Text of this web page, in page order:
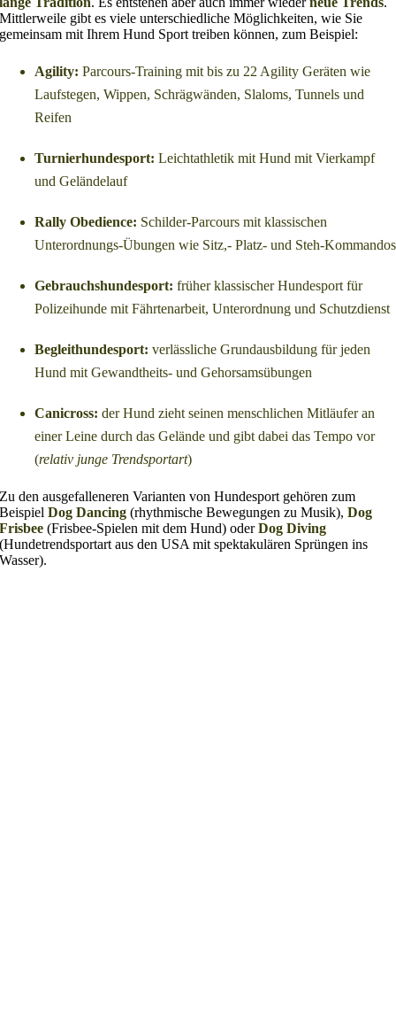
Mittlerweile gibt es viele unterschiedliche Möglichkeiten, wie Sie
gemeinsam mit Ihrem Hund Sport treiben können, zum Beispiel:
Agility: Parcours-Training mit bis zu 22 Agility Geräten wie
Laufstegen, Wippen, Schrägwänden, Slaloms, Tunnels und
Reifen
Turnierhundesport: Leichtathletik mit Hund mit Vierkampf
und Geländelauf
Rally Obedience: Schilder-Parcours mit klassischen
Unterordnungs-Übungen wie Sitz,- Platz- und Steh-Kommandos
Gebrauchshundesport: früher klassischer Hundesport für
Polizeihunde mit Fährtenarbeit, Unterordnung und Schutzdienst
Begleithundesport: verlässliche Grundausbildung für jeden
Hund mit Gewandtheits- und Gehorsamsübungen
Canicross: der Hund zieht seinen menschlichen Mitläufer an
einer Leine durch das Gelände und gibt dabei das Tempo vor
(relativ junge Trendsportart)
Zu den ausgefalleneren Varianten von Hundesport gehören zum
BeispielDog Dancing (rhythmische Bewegungen zu Musik),Dog
Frisbee (Frisbee-Spielen mit dem Hund) oderDog Diving
(Hundetrendsportart aus den USA mit spektakulären Sprüngen ins
Wasser).